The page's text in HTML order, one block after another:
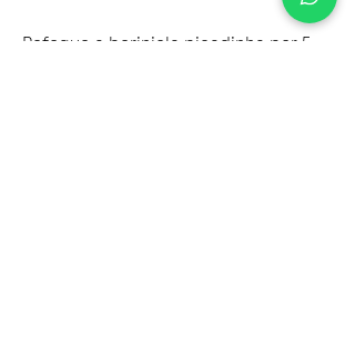
Refogue a berinjela picadinha por 5